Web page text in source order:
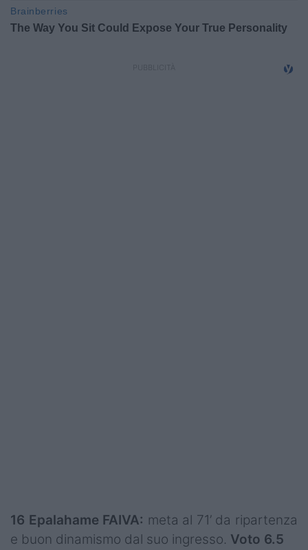
16 Epalahame FAIVA: meta al 71’ da ripartenza
e buon dinamismo dal suo ingresso. Voto 6.5